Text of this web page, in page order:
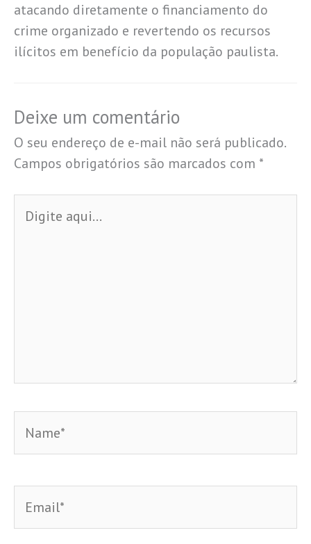
atacando diretamente o financiamento do
crime organizado e revertendo os recursos
ilícitos em benefício da população paulista.
Deixe um comentário
O seu endereço de e-mail não será publicado.
Campos obrigatórios são marcados com *
aqui...